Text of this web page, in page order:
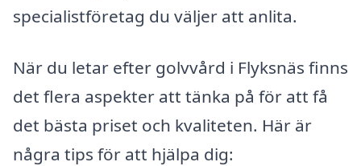
specialistföretag du väljer att anlita.
När du letar efter golvvård i Flyksnäs finns
det flera aspekter att tänka på för att få
det bästa priset och kvaliteten. Här är
några tips för att hjälpa dig: